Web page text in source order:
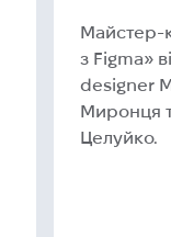
Майстер-
з Figma»
designer
Миронця
Целуйко.